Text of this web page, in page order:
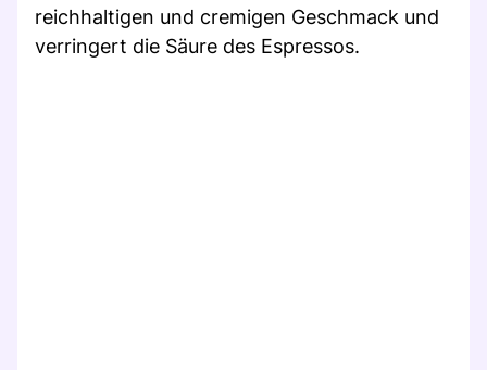
reichhaltigen und cremigen Geschmack und
verringert die Säure des Espressos.